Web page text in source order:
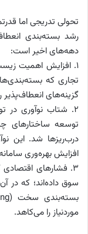
تحولی تدریجی اما
رشد بسته‌بندی
دهه‌های اخیر است:
۱. افزایش اهمیت
تجاری که
گزینه‌های انعطاف‌پذیر
۲. شتاب نوآوری در
توسعه ساختارهای
درب‌ریزها شد. این
افزایش بهره‌وری
۳. فشارهای
سوق داده‌اند؛ که در
موردنیاز را می‌کاهد.